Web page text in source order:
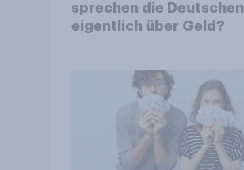
sprechen die Deutschen
eigentlich über Geld?